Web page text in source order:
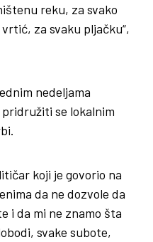
reku, za svako
za svaku pljačku“,
nedeljama
se lokalnim
koji je govorio na
da ne dozvole da
i da mi ne znamo šta
svake subote,